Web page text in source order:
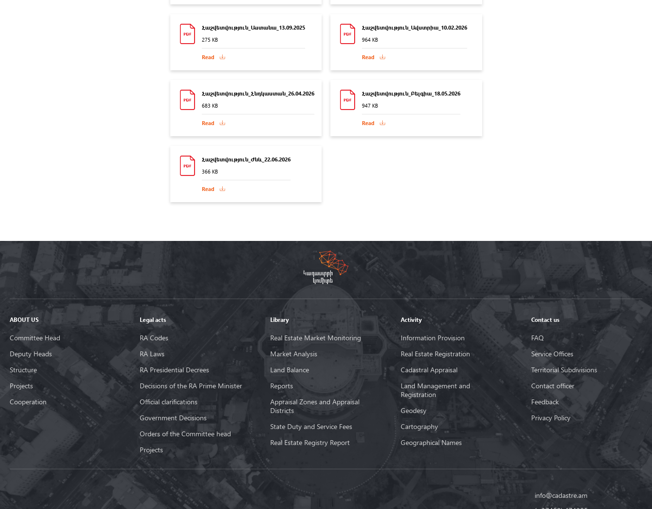
Հաշվետվություն_Աստանա_13.09.2025
275 KB
Read
Հաշվետվություն_Ավստրիա_10.02.2026
964 KB
Read
Հաշվետվություն_Հնդկաստան_26.04.2026
683 KB
Read
Հաշվետվություն_Բելգիա_18.05.2026
947 KB
Read
Հաշվետվություն_Ժնև_22.06.2026
366 KB
Read
ABOUT US
Committee Head
Deputy Heads
Structure
Projects
Cooperation
Legal acts
RA Codes
RA Laws
RA Presidential Decrees
Decisions of the RA Prime Minister
Official clarifications
Government Decisions
Orders of the Committee head
Projects
Library
Real Estate Market Monitoring
Market Analysis
Land Balance
Reports
Appraisal Zones and Appraisal
Districts
State Duty and Service Fees
Real Estate Registry Report
Activity
Information Provision
Real Estate Registration
Cadastral Appraisal
Land Management and
Registration
Geodesy
Cartography
Geographical Names
Contact us
FAQ
Service Offices
Territorial Subdivisions
Contact officer
Feedback
Privacy Policy
info@cadastre.am